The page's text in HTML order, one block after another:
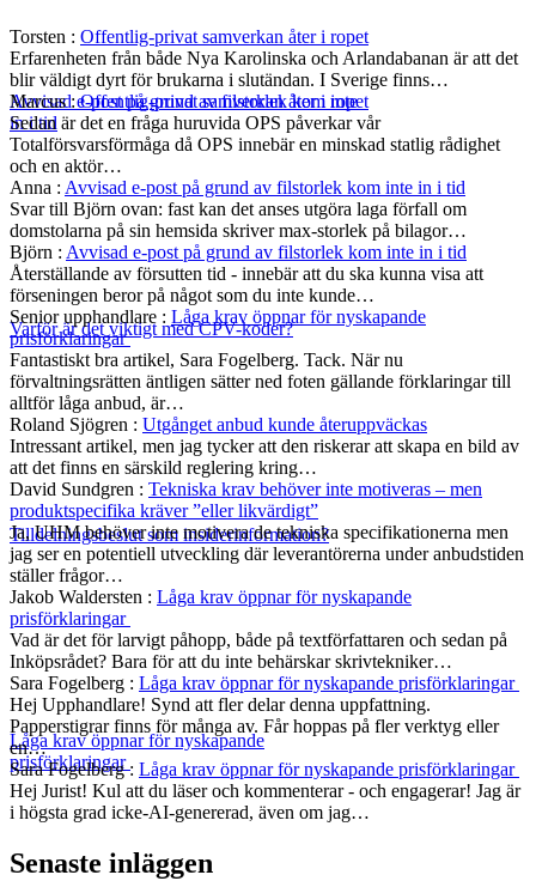
Avvisad e-post på grund av filstorlek kom inte
in i tid
Varför är det viktigt med CPV-koder?
Tilldelningsbeslut som insiderinformation?
Låga krav öppnar för nyskapande
prisförklaringar
Torsten : Offentlig-privat samverkan åter i ropet
Erfarenheten från både Nya Karolinska och Arlandabanan är att det
blir väldigt dyrt för brukarna i slutändan. I Sverige finns…
Marcus:Offentlig-privat samverkan åter i ropet
Sedan är det en fråga huruvida OPS påverkar vår
Totalförsvarsförmåga då OPS innebär en minskad statlig rådighet
och en aktör…
Anna : Avvisad e-post på grund av filstorlek kom inte in i tid
Svar till Björn ovan: fast kan det anses utgöra laga förfall om
domstolarna på sin hemsida skriver max-storlek på bilagor…
Björn : Avvisad e-post på grund av filstorlek kom inte in i tid
Återställande av försutten tid - innebär att du ska kunna visa att
förseningen beror på något som du inte kunde…
Senior upphandlare : Låga krav öppnar för nyskapande
prisförklaringar
Fantastiskt bra artikel, Sara Fogelberg. Tack. När nu
förvaltningsrätten äntligen sätter ned foten gällande förklaringar till
alltför låga anbud, är…
Roland Sjögren : Utgånget anbud kunde återuppväckas
Intressant artikel, men jag tycker att den riskerar att skapa en bild av
att det finns en särskild reglering kring…
David Sundgren : Tekniska krav behöver inte motiveras – men
produktspecifika kräver ”eller likvärdigt”
Ja, UHM behöver inte motivera de tekniska specifikationerna men
jag ser en potentiell utveckling där leverantörerna under anbudstiden
ställer frågor…
Jakob Waldersten : Låga krav öppnar för nyskapande
prisförklaringar
Vad är det för larvigt påhopp, både på textförfattaren och sedan på
Inköpsrådet? Bara för att du inte behärskar skrivtekniker…
Sara Fogelberg : Låga krav öppnar för nyskapande prisförklaringar
Hej Upphandlare! Synd att fler delar denna uppfattning.
Papperstigrar finns för många av. Får hoppas på fler verktyg eller
en…
Sara Fogelberg: Låga krav öppnar för nyskapande prisförklaringar
Hej Jurist! Kul att du läser och kommenterar - och engagerar! Jag är
i högsta grad icke-AI-genererad, även om jag…
Senaste inläggen